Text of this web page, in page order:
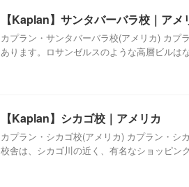
【Kaplan】サンタバーバラ校｜アメ
カプラン・サンタバーバラ校(アメリカ) カプ
あります。ロサンゼルスのような高層ビルは
【Kaplan】シカゴ校｜アメリカ
カプラン・シカゴ校(アメリカ) カプラン・シ
校舎は、シカゴ川の近く、有名なショッピン